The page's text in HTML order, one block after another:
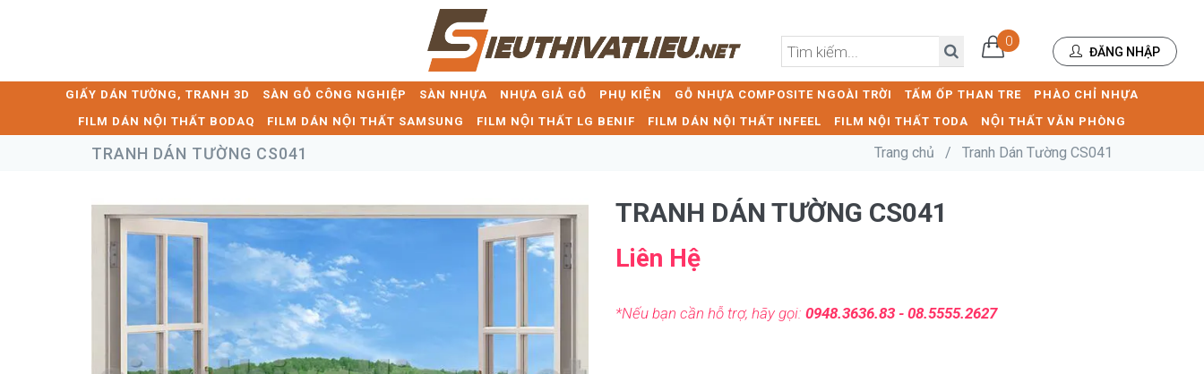
0
ĐĂNG NHẬP
GIẤY DÁN TƯỜNG, TRANH 3D SÀN GỖ CÔNG NGHIỆP SÀN NHỰA NHỰA GIẢ GỖ PHỤ KIỆN GỖ NHỰA COMPOSITE NGOÀI TRỜI TẤM ỐP THAN TRE
PHÀO CHỈ NHỰA
FILM DÁN NỘI THẤT BODAQ
FILM DÁN NỘI THẤT SAMSUNG FILM NỘI THẤT LG BENIF FILM DÁN NỘI THẤT INFEEL FILM NỘI THẤT TODA NỘI THẤT VĂN PHÒNG
TRANH DÁN TƯỜNG CS041 Trang chủ / Tranh Dán Tường CS041
TRANH DÁN TƯỜNG CS041
Liên Hệ
*Nếu bạn cần hỗ trợ, hãy gọi: 0948.3636.83 - 08.5555.2627